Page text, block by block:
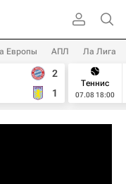
Европы АПЛ Ла Лига
2
1
Теннис
07.08 18:00